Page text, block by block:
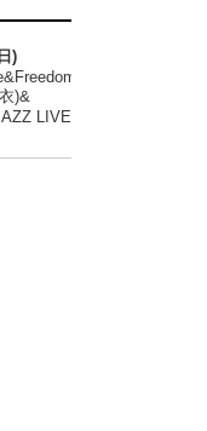
)
)&
LIVE